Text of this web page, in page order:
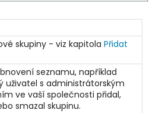
skupiny - viz kapitolaPřidat
seznamu, například
uživatel s administrátorským
ve vaší společnosti přidal,
smazal skupinu.